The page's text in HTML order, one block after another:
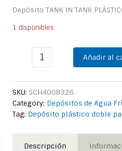
Depósito TANK IN TANK
1 disponibles
Añadir al
SKU: SCH4008326.
Category: Depósitos de Agua
Tag: Depósito plástico doble
Descripción